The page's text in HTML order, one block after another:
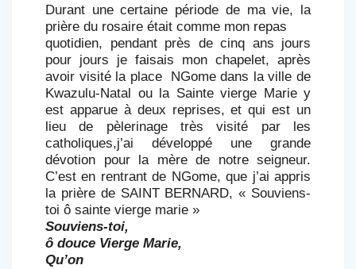
Durant une certaine période de ma vie, la
prière du rosaire était comme mon repas
quotidien, pendant près de cinq ans jours
pour jours je faisais mon chapelet, après
avoir visité la place NGome dans la ville de
Kwazulu-Natal ou la Sainte vierge Marie y
est apparue à deux reprises, et qui est un
lieu de pèlerinage très visité par les
catholiques,j’ai développé une grande
dévotion pour la mère de notre seigneur.
C’est en rentrant de NGome, que j’ai appris
la prière de SAINT BERNARD,« Souviens-
toi ô sainte vierge marie »
Souviens-toi,
ô douce Vierge Marie,
Qu’on